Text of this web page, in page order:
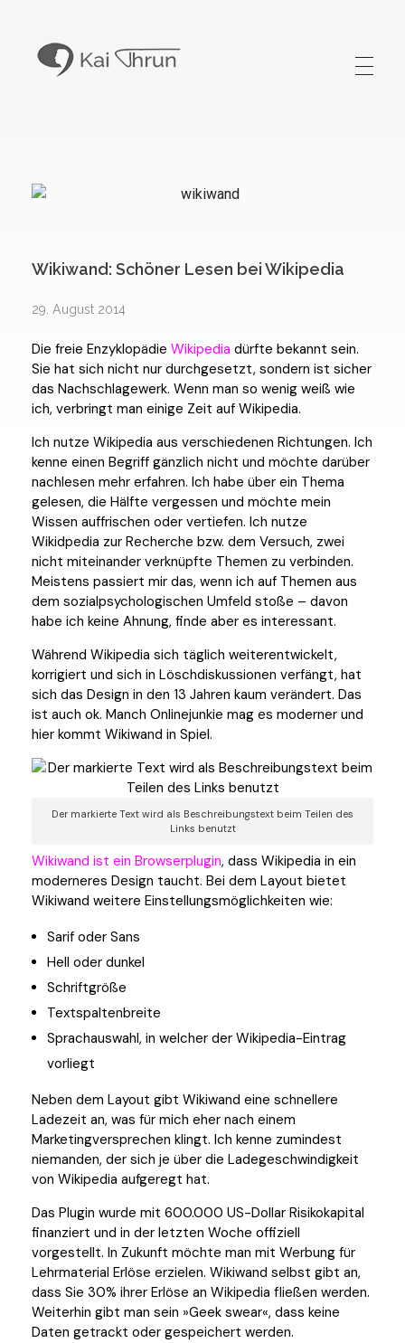
Wikiwand: Schöner Lesen bei Wikipedia
29. August 2014
Die freie Enzyklopädie Wikipedia dürfte bekannt sein.
Sie hat sich nicht nur durchgesetzt, sondern ist sicher
das Nachschlagewerk. Wenn man so wenig weiß wie
ich, verbringt man einige Zeit auf Wikipedia.
Ich nutze Wikipedia aus verschiedenen Richtungen. Ich
kenne einen Begriff gänzlich nicht und möchte darüber
nachlesen mehr erfahren. Ich habe über ein Thema
gelesen, die Hälfte vergessen und möchte mein
Wissen auffrischen oder vertiefen. Ich nutze
Wikidpedia zur Recherche bzw. dem Versuch, zwei
nicht miteinander verknüpfte Themen zu verbinden.
Meistens passiert mir das, wenn ich auf Themen aus
dem sozialpsychologischen Umfeld stoße – davon
habe ich keine Ahnung, finde aber es interessant.
Während Wikipedia sich täglich weiterentwickelt,
korrigiert und sich in Löschdiskussionen verfängt, hat
sich das Design in den 13 Jahren kaum verändert. Das
ist auch ok. Manch Onlinejunkie mag es moderner und
hier kommt Wikiwand in Spiel.
Der markierte Text wird als Beschreibungstext beim Teilen des
Links benutzt
Wikiwand ist ein Browserplugin, dass Wikipedia in ein
moderneres Design taucht. Bei dem Layout bietet
Wikiwand weitere Einstellungsmöglichkeiten wie:
Sarif oder Sans
Hell oder dunkel
Schriftgröße
Textspaltenbreite
Sprachauswahl, in welcher der Wikipedia-Eintrag
vorliegt
Neben dem Layout gibt Wikiwand eine schnellere
Ladezeit an, was für mich eher nach einem
Marketingversprechen klingt. Ich kenne zumindest
niemanden, der sich je über die Ladegeschwindigkeit
von Wikipedia aufgeregt hat.
Das Plugin wurde mit 600.000 US-Dollar Risikokapital
finanziert und in der letzten Woche offiziell
vorgestellt. In Zukunft möchte man mit Werbung für
Lehrmaterial Erlöse erzielen. Wikiwand selbst gibt an,
dass Sie 30% ihrer Erlöse an Wikipedia fließen werden.
Weiterhin gibt man sein »Geek swear«, dass keine
Daten getrackt oder gespeichert werden.